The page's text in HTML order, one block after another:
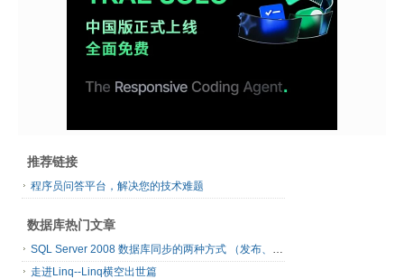
推荐链接
程序员问答平台，解决您的技术难题
数据库热门文章
SQL Server 2008 数据库同步的两种方式 （发布、订阅）
走进Linq--Linq横空出世篇